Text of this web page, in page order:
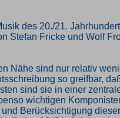
des 20./21.
Stefan Fricke und Wolf
Nähe sind nur relativ
so greifbar,
sind sie in einer
wichtigen
Berücksichtigung